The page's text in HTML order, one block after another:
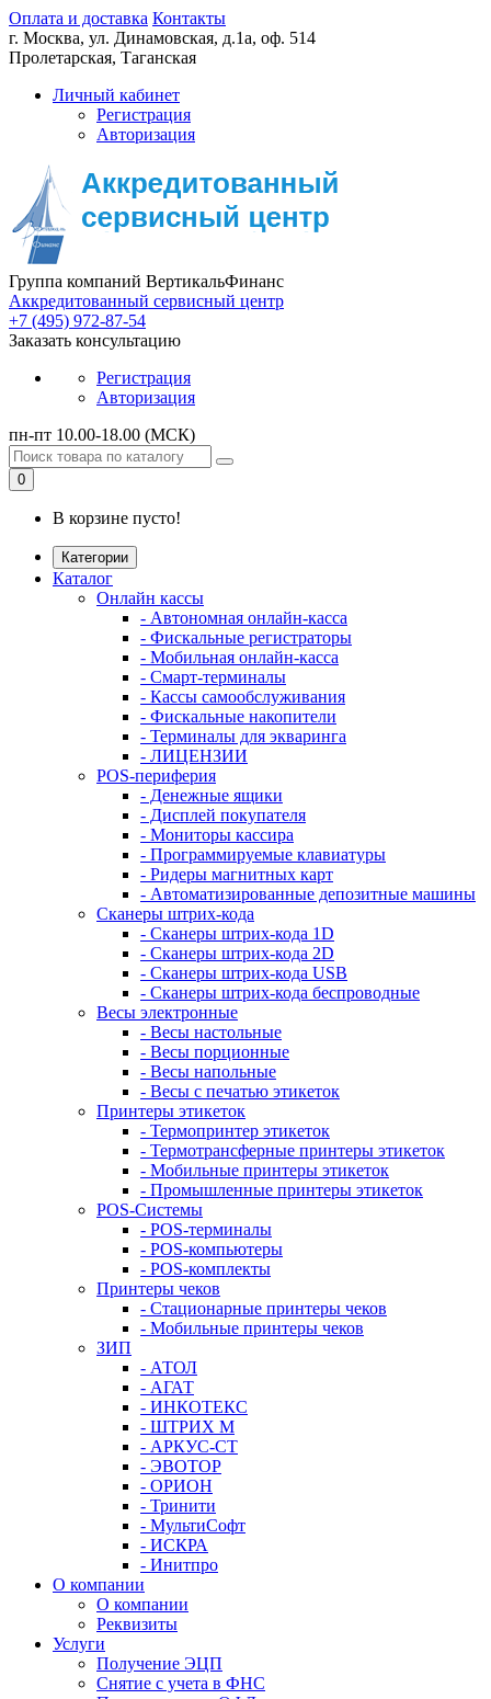
Оплата и доставка Контакты
г. Москва, ул. Динамовская, д.1а, оф. 514
Пролетарская, Таганская
Личный кабинет
Регистрация
Авторизация
Группа компаний ВертикальФинанс
Аккредитованный сервисный центр
+7 (495) 972-87-54
Заказать консультацию
Регистрация
Авторизация
пн-пт 10.00-18.00 (МСК)
0
В корзине пусто!
Категории
Каталог
Онлайн кассы
- Автономная онлайн-касса
- Фискальные регистраторы
- Мобильная онлайн-касса
- Смарт-терминалы
- Кассы самообслуживания
- Фискальные накопители
- Терминалы для экваринга
- ЛИЦЕНЗИИ
POS-периферия
- Денежные ящики
- Дисплей покупателя
- Мониторы кассира
- Программируемые клавиатуры
- Ридеры магнитных карт
- Автоматизированные депозитные машины
Сканеры штрих-кода
- Сканеры штрих-кода 1D
- Сканеры штрих-кода 2D
- Сканеры штрих-кода USB
- Сканеры штрих-кода беспроводные
Весы электронные
- Весы настольные
- Весы порционные
- Весы напольные
- Весы с печатью этикеток
Принтеры этикеток
- Термопринтер этикеток
- Термотрансферные принтеры этикеток
- Мобильные принтеры этикеток
- Промышленные принтеры этикеток
POS-Системы
- POS-терминалы
- POS-компьютеры
- POS-комплекты
Принтеры чеков
- Стационарные принтеры чеков
- Мобильные принтеры чеков
ЗИП
- АТОЛ
- АГАТ
- ИНКОТЕКС
- ШТРИХ М
- АРКУС-СТ
- ЭВОТОР
- ОРИОН
- Тринити
- МультиСофт
- ИСКРА
- Инитпро
О компании
О компании
Реквизиты
Услуги
Получение ЭЦП
Снятие с учета в ФНС